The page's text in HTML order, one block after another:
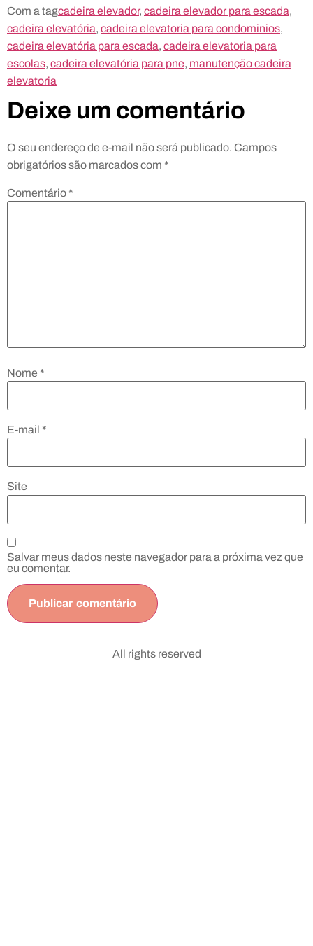
Com a tagcadeira elevador, cadeira elevador para escada,
cadeira elevatória, cadeira elevatoria para condominios,
cadeira elevatória para escada, cadeira elevatoria para
escolas, cadeira elevatória para pne, manutenção cadeira
elevatoria
Deixe um comentário
O seu endereço de e-mail não será publicado. Campos
obrigatórios são marcados com *
Comentário *
Nome *
E-mail *
Site
Salvar meus dados neste navegador para a próxima vez que
eu comentar.
All rights reserved